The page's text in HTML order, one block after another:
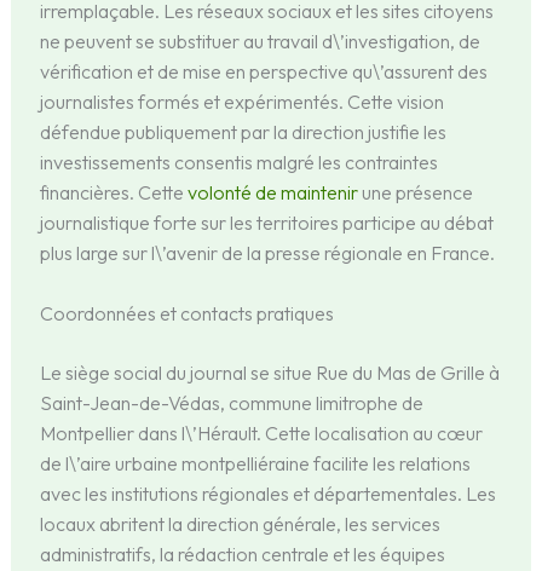
irremplaçable. Les réseaux sociaux et les sites citoyens
ne peuvent se substituer au travail d\’investigation, de
vérification et de mise en perspective qu\’assurent des
journalistes formés et expérimentés. Cette vision
défendue publiquement par la direction justifie les
investissements consentis malgré les contraintes
financières. Cette volonté de maintenirune présence
journalistique forte sur les territoires participe au débat
plus large sur l\’avenir de la presse régionale en France.
Coordonnées et contacts pratiques
Le siège social du journal se situe Rue du Mas de Grille à
Saint-Jean-de-Védas, commune limitrophe de
Montpellier dans l\’Hérault. Cette localisation au cœur
de l\’aire urbaine montpelliéraine facilite les relations
avec les institutions régionales et départementales. Les
locaux abritent la direction générale, les services
administratifs, la rédaction centrale et les équipes